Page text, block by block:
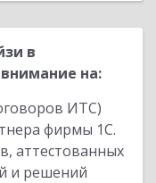
в
на:
ИТС)
фирмы 1С.
аттестованных
и решений